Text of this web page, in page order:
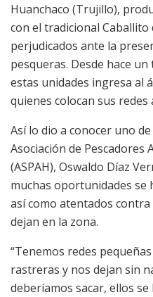
Huanchaco (Trujillo),
con el tradicional Caballito
perjudicados ante la
pesqueras. Desde hace
estas unidades ingresa al
quienes colocan sus redes
Así lo dio a conocer uno
Asociación de Pescadores
(ASPAH), Oswaldo Díaz
muchas oportunidades
así como atentados
dejan en la zona.
“Tenemos redes
rastreras y nos dejan sin
deberíamos sacar, ellos